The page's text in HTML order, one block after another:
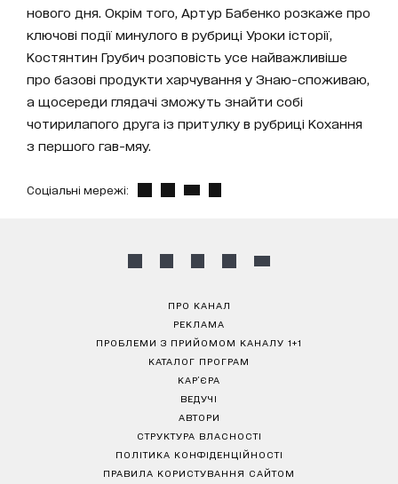
нового дня. Окрім того, Артур Бабенко розкаже про
ключові події минулого в рубриці Уроки історії,
Костянтин Грубич розповість усе найважливіше
про базові продукти харчування у Знаю-споживаю,
а щосереди глядачі зможуть знайти собі
чотирилапого друга із притулку в рубриці Кохання
з першого гав-мяу.
Соціальні мережі:
ПРО КАНАЛ
РЕКЛАМА
ПРОБЛЕМИ З ПРИЙОМОМ КАНАЛУ 1+1
КАТАЛОГ ПРОГРАМ
КАР’ЄРА
ВЕДУЧІ
АВТОРИ
СТРУКТУРА ВЛАСНОСТІ
ПОЛІТИКА КОНФІДЕНЦІЙНОСТІ
ПРАВИЛА КОРИСТУВАННЯ САЙТОМ